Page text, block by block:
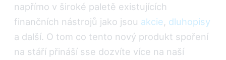
napřímo v široké paletě existujících
finančních nástrojů jako jsou akcie, dluhopisy
a další. O tom co tento nový produkt spoření
na stáří přináší sse dozvíte více na naší